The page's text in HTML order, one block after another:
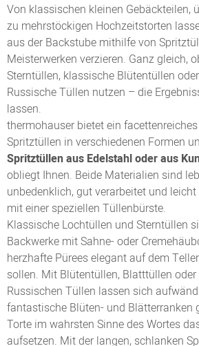
Von klassischen kleinen Gebäckteilen,
zu mehrstöckigen Hochzeitstorten
aus der Backstube mithilfe von
Meisterwerken verzieren. Ganz gleich,
Sterntüllen, klassische Blütentüllen
Russische Tüllen nutzen – die
lassen.
thermohauser bietet ein
Spritztüllen in verschiedenen Formen
Spritztüllen aus Edelstahl oder aus
obliegt Ihnen. Beide Materialien sind
unbedenklich, gut verarbeitet und
mit einer speziellen Tüllenbürste.
Klassische Lochtüllen und Sterntüllen
Backwerke mit Sahne- oder
herzhafte Pürees elegant auf dem
sollen. Mit Blütentüllen, Blatttüllen
Russischen Tüllen lassen sich
fantastische Blüten- und Blätterranken
Torte im wahrsten Sinne des Wortes
aufsetzen. Mit der langen, schlanken